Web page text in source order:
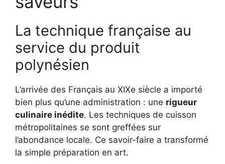
La technique française au
service du produit
polynésien
L’arrivée des Français au XIXe siècle a importé
bien plus qu’une administration : une rigueur
culinaire inédite. Les techniques de cuisson
métropolitaines se sont greffées sur
l’abondance locale. Ce savoir-faire a transformé
la simple préparation en art.